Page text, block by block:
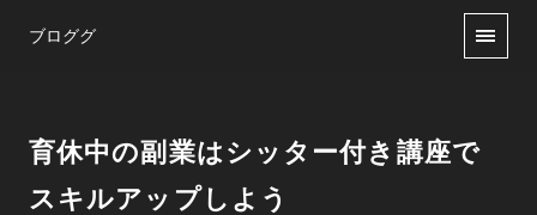
ブロググ
育休中の副業はシッター付き講座で
スキルアップしよう